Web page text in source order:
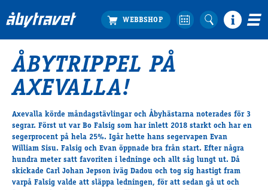
Köp biljett
Travprogrammet
Bra att veta
Restauranger
Catering by Lyon
Hotell nära oss
Nybörjar­guide
ÅBYTRIPPEL PÅ
AXEVALLA!
Axevalla körde måndagstävlingar och Åbyhästarna noterades för 3
segrar. Först ut var Bo Falsig som har inlett 2018 starkt och har en
segerprocent på hela 25%. Igår hette hans segervapen Evan
William Sisu. Falsig och Evan öppnade bra från start. Efter några
hundra meter satt favoriten i ledninge och allt såg lungt ut. Då
skickade Carl Johan Jepson iväg Dadou och tog sig hastigt fram
varpå Falsig valde att släppa ledningen, för att sedan gå ut och